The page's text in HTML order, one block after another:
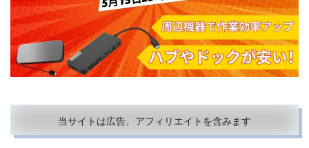
当サイトは広告、アフィリエイトを含みます